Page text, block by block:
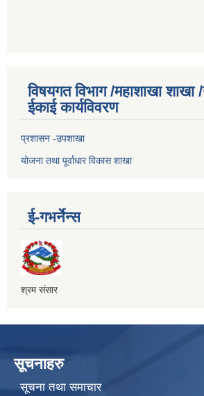
विषयगत विभाग /महाशाखा शाखा
ईकाई कार्यविवरण
प्रशासन -उपशाखा
योजना तथा पूर्वाधार विकास शाखा
ई-गभर्नेन्स
श्रम संसार
सूचनाहरु
सूचना तथा समाचार